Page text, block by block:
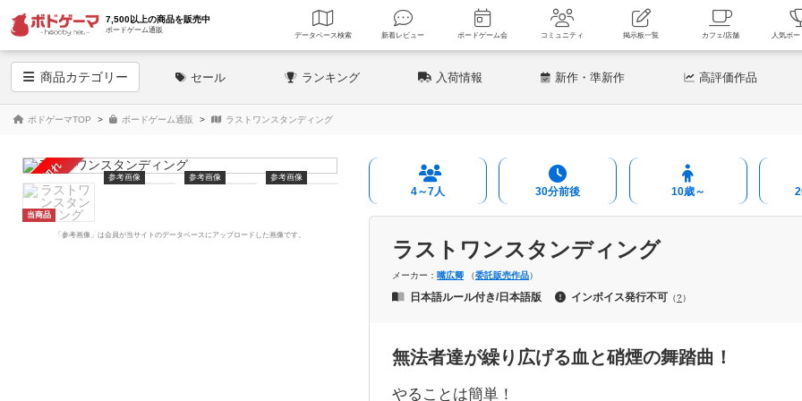
7,500以上の商品を販売中
ボードゲーム通販
データベース 検索 新着レビュー ボードゲーム会 コミュニティ 掲示板一覧 カフ
商品カテゴリー セール ランキング 入荷情報 新作 ・準新作 高評価作品
ボドゲーマTOP ボードゲーム通販 ラストワンスタンディング
売り切れ
当商品
参考画像 参考画像 参考画像
「参考画像」は会員が当サイトのデータベースにアップロードした画像です。
4～7人 30分前後 10歳～
ラストワンスタンディング
メーカー：嘴広卿 （委託販売作品）
日本語ルール付き/日本語版 インボイス発行不可 （?）
無法者達が繰り広げる血と硝煙の舞踏曲！
やることは簡単！